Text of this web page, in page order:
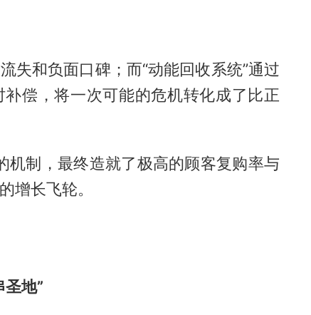
失和负面口碑；而“动能回收系统”通过
偿，将一次可能的危机转化成了比正
机制，最终造就了极高的顾客复购率与
增长飞轮。
地”